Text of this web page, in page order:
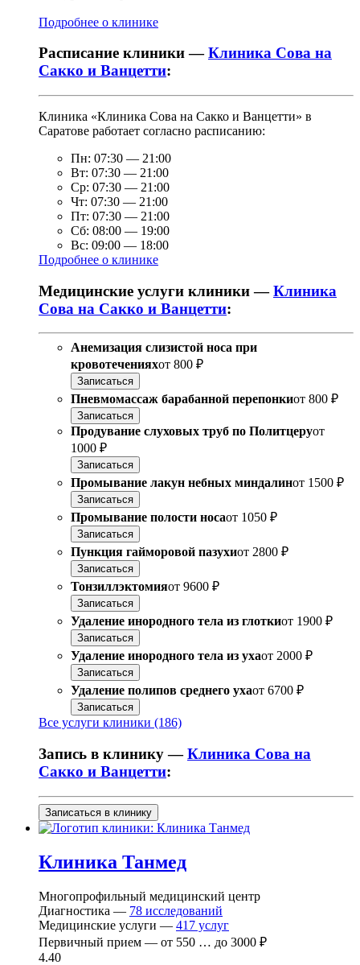
Подробнее о клинике
Расписание клиники —Клиника Сова на
Сакко и Ванцетти:
Клиника «Клиника Сова на Сакко и Ванцетти» в
Саратове работает согласно расписанию:
Пн: 07:30 — 21:00
Вт: 07:30 — 21:00
Ср: 07:30 — 21:00
Чт: 07:30 — 21:00
Пт: 07:30 — 21:00
Сб: 08:00 — 19:00
Вс: 09:00 — 18:00
Подробнее о клинике
Медицинские услуги клиники —Клиника
Сова на Сакко и Ванцетти:
Анемизация слизистой носа при
кровотеченияхот 800 ₽
Записаться
Пневмомассаж барабанной перепонкиот 800 ₽
Записаться
Продувание слуховых труб по Политцеруот
1000 ₽
Записаться
Промывание лакун небных миндалинот 1500 ₽
Записаться
Промывание полости носаот 1050 ₽
Записаться
Пункция гайморовой пазухиот 2800 ₽
Записаться
Тонзиллэктомияот 9600 ₽
Записаться
Удаление инородного тела из глоткиот 1900 ₽
Записаться
Удаление инородного тела из ухаот 2000 ₽
Записаться
Удаление полипов среднего ухаот 6700 ₽
Записаться
Все услуги клиники (186)
Запись в клинику —Клиника Сова на
Сакко и Ванцетти:
Записаться в клинику
Клиника Танмед
Многопрофильный медицинский центр
Диагностика — 78 исследований
Медицинские услуги — 417 услуг
Первичный прием — от 550 … до 3000 ₽
4.40